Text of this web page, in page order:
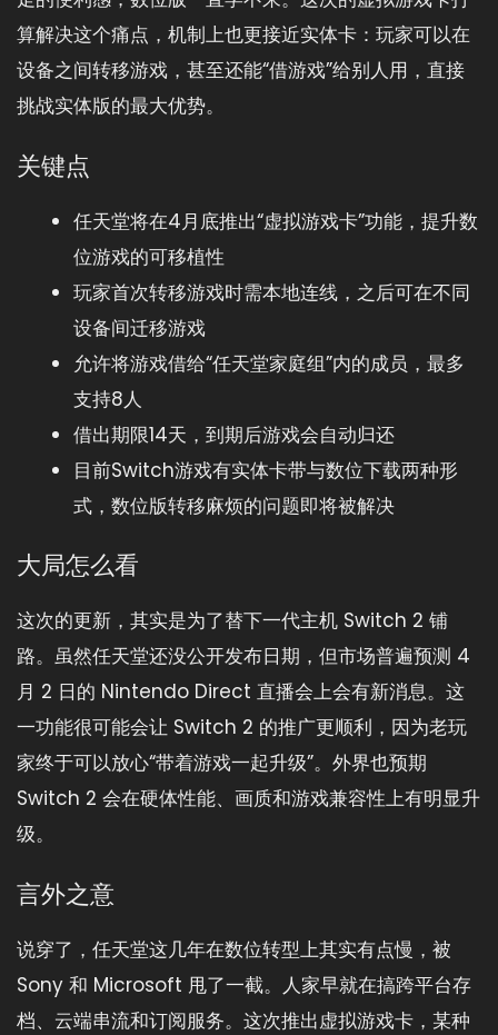
算解决这个痛点，机制上也更接近实体卡：玩家可以在
设备之间转移游戏，甚至还能“借游戏”给别人用，直接
挑战实体版的最大优势。
关键点
任天堂将在4月底推出“虚拟游戏卡”功能，提升数
位游戏的可移植性
玩家首次转移游戏时需本地连线，之后可在不同
设备间迁移游戏
允许将游戏借给“任天堂家庭组”内的成员，最多
支持8人
借出期限14天，到期后游戏会自动归还
目前Switch游戏有实体卡带与数位下载两种形
式，数位版转移麻烦的问题即将被解决
大局怎么看
这次的更新，其实是为了替下一代主机 Switch 2 铺
路。虽然任天堂还没公开发布日期，但市场普遍预测 4
月 2 日的 Nintendo Direct 直播会上会有新消息。这
一功能很可能会让 Switch 2 的推广更顺利，因为老玩
家终于可以放心“带着游戏一起升级”。外界也预期
Switch 2 会在硬体性能、画质和游戏兼容性上有明显升
级。
言外之意
说穿了，任天堂这几年在数位转型上其实有点慢，被
Sony 和 Microsoft 甩了一截。人家早就在搞跨平台存
档、云端串流和订阅服务。这次推出虚拟游戏卡，某种